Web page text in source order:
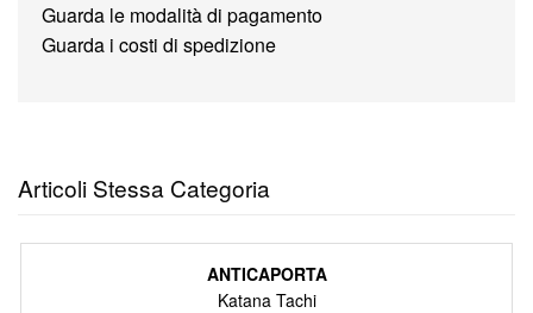
Guarda le modalità di pagamento
Guarda i costi di spedizione
Articoli Stessa Categoria
ANTICAPORTA
Katana Tachi